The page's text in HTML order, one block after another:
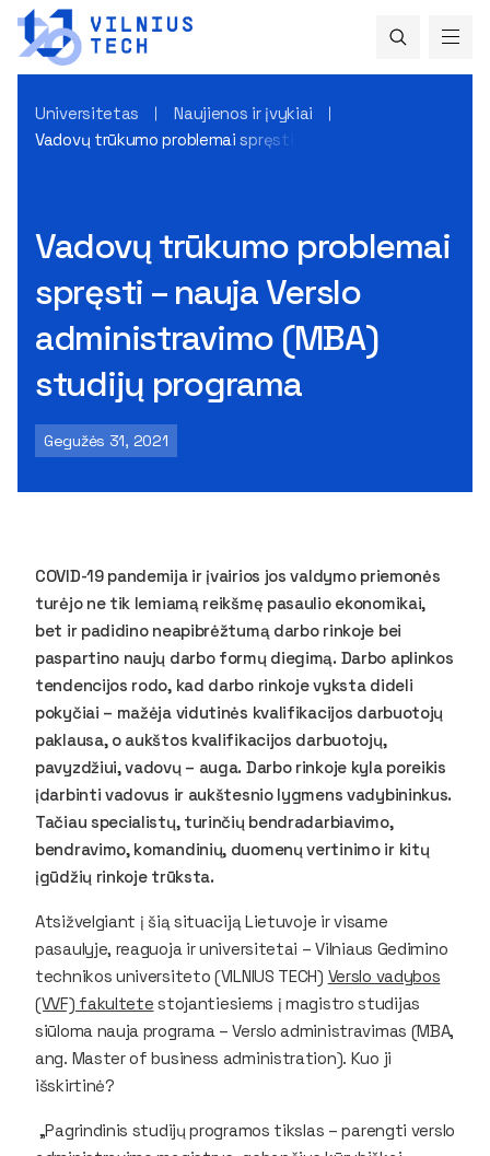
Universitetas
Naujienos ir įvykiai
Vadovų trūkumo problemai spręsti – nauja Verslo
Vadovų trūkumo problemai
spręsti – nauja Verslo
administravimo (MBA)
studijų programa
Gegužės 31, 2021
COVID-19 pandemija ir įvairios jos valdymo priemonės
turėjo ne tik lemiamą reikšmę pasaulio ekonomikai,
bet ir padidino neapibrėžtumą darbo rinkoje bei
paspartino naujų darbo formų diegimą. Darbo aplinkos
tendencijos rodo, kad darbo rinkoje vyksta dideli
pokyčiai – mažėja vidutinės kvalifikacijos darbuotojų
paklausa, o aukštos kvalifikacijos darbuotojų,
pavyzdžiui, vadovų – auga. Darbo rinkoje kyla poreikis
įdarbinti vadovus ir aukštesnio lygmens vadybininkus.
Tačiau specialistų, turinčių bendradarbiavimo,
bendravimo, komandinių, duomenų vertinimo ir kitų
įgūdžių rinkoje trūksta.
Atsižvelgiant į šią situaciją Lietuvoje ir visame
pasaulyje, reaguoja ir universitetai – Vilniaus Gedimino
technikos universiteto (VILNIUS TECH) Verslo vadybos
(VVF) fakultete stojantiesiems į magistro studijas
siūloma nauja programa – Verslo administravimas (MBA,
ang. Master of business administration). Kuo ji
išskirtinė?
„Pagrindinis studijų programos tikslas – parengti verslo